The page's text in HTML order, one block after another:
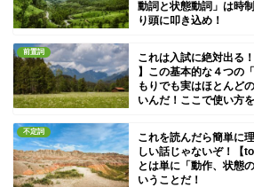
動詞と状態動詞」は時
り頭に叩き込め！
前置詞
これは入試に絶対出る
】この基本的な４つの
もりでも実はほとんど
いんだ！ここで使い方
不定詞
これを読んだら簡単に
しい話じゃないぞ！【
とは単に「動作、状態
いうことだ！